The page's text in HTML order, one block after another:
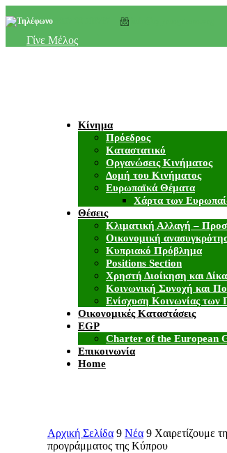
Γίνε Μέλος
Κίνημα
Πρόεδρος
Καταστατικό
Οργανώσεις Κινήματος
Δομή του Κινήματος
Ευρωπαϊκά Θέματα
Χάρτα των
Θέσεις
Κλιματική Αλλαγή –
Οικονομική
Κυπριακό Πρόβλημα
Positions Section
Χρηστή Διοίκηση και
Κοινωνική Συνοχή και
Ενίσχυση Κοινωνίας των
Οικονομικές Καταστάσεις
EGP
Charter of the European
Επικοινωνία
Home
Αρχική Σελίδα 9 Νέα 9 Χαιρετίζουμε
προγράμματος της Κύπρου